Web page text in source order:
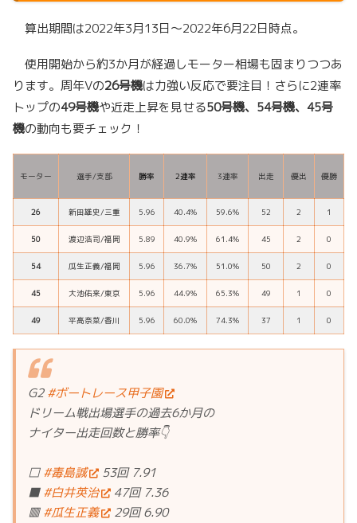
算出期間は2022年3月13日～2022年6月22日時点。
使用開始から約3か月が経過しモーター相場も固まりつつあ
ります。周年Vの26号機は力強い反応で要注目！さらに2連率
トップの49号機や近走上昇を見せる50号機、54号機、45号
機の動向も要チェック！
モーター 選手/支部 勝率 2連率 3連率 出走 優出 優勝
26 新田雄史/三重 5.96 40.4% 59.6% 52 2 1
50 渡辺浩司/福岡 5.89 40.9% 61.4% 45 2 0
54 瓜生正義/福岡 5.96 36.7% 51.0% 50 2 0
45 大池佑来/東京 5.96 44.9% 65.3% 49 1 0
49 平高奈菜/香川 5.96 60.0% 74.3% 37 1 0
G2#ボートレース甲子園
ドリーム戦出場選手の過去6か月の
ナイター出走回数と勝率👇
⬜#毒島誠
53回 7.91
⬛#白井英治
47回 7.36
🟥#瓜生正義
29回 6.90